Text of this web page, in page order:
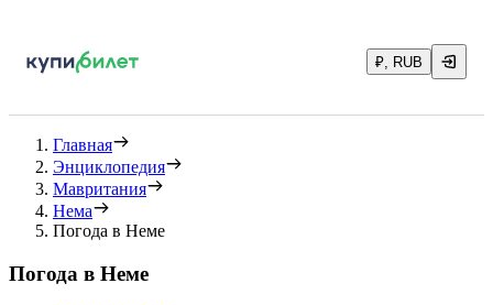
₽, RUB
Главная
Энциклопедия
Мавритания
Нема
Погода в Неме
Погода в Неме